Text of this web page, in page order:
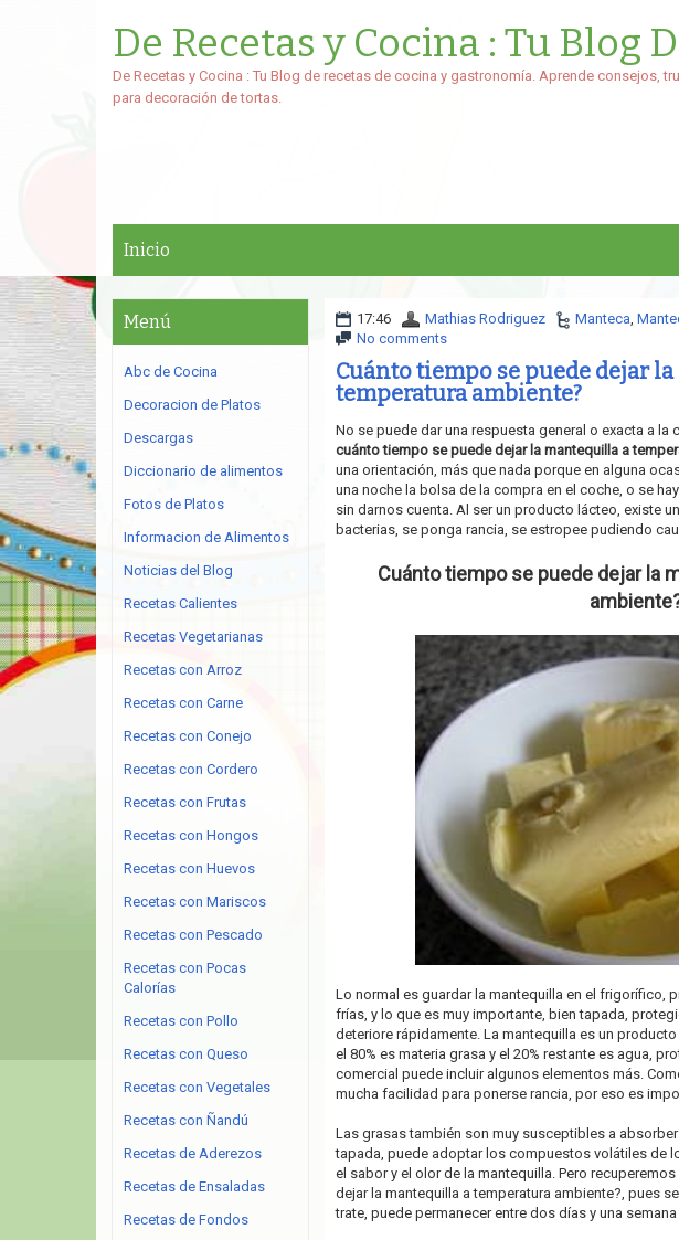
De Recetas y Cocina : Tu Blog
De Recetas y Cocina : Tu Blog de recetas de cocina y gastronomía. Aprende
para decoración de tortas.
Inicio
17:46 Mathias Rodriguez Manteca,
No comments
Cuánto tiempo se puede dejar
temperatura ambiente?
No se puede dar una respuesta general o exacta a
cuánto tiempo se puede dejar la mantequilla a
una orientación, más que nada porque en alguna
una noche la bolsa de la compra en el coche, o se
sin darnos cuenta. Al ser un producto lácteo, existe
bacterias, se ponga rancia, se estropee pudiendo
Cuánto tiempo se puede dejar la
Lo normal es guardar la mantequilla en el frigorífico,
frías, y lo que es muy importante, bien tapada,
deteriore rápidamente. La mantequilla es un
el 80% es materia grasa y el 20% restante es agua,
comercial puede incluir algunos elementos más.
mucha facilidad para ponerse rancia, por eso es
Las grasas también son muy susceptibles a
tapada, puede adoptar los compuestos volátiles de
el sabor y el olor de la mantequilla. Pero
dejar la mantequilla a temperatura ambiente?, pues
trate, puede permanecer entre dos días y una
Menú
Abc de Cocina
Decoracion de Platos
Descargas
Diccionario de alimentos
Fotos de Platos
Informacion de Alimentos
Noticias del Blog
Recetas Calientes
Recetas Vegetarianas
Recetas con Arroz
Recetas con Carne
Recetas con Conejo
Recetas con Cordero
Recetas con Frutas
Recetas con Hongos
Recetas con Huevos
Recetas con Mariscos
Recetas con Pescado
Recetas con Pocas
Calorías
Recetas con Pollo
Recetas con Queso
Recetas con Vegetales
Recetas con Ñandú
Recetas de Aderezos
Recetas de Ensaladas
Recetas de Fondos